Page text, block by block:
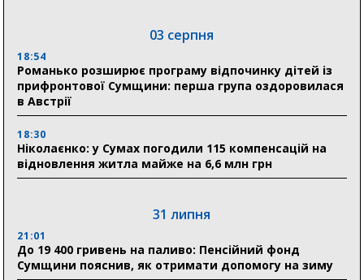
03 серпня
18:54
Романько розширює програму відпочинку дітей із
прифронтової Сумщини: перша група оздоровилася
в Австрії
18:30
Ніколаєнко: у Сумах погодили 115 компенсацій на
відновлення житла майже на 6,6 млн грн
31 липня
21:01
До 19 400 гривень на паливо: Пенсійний фонд
Сумщини пояснив, як отримати допомогу на зиму